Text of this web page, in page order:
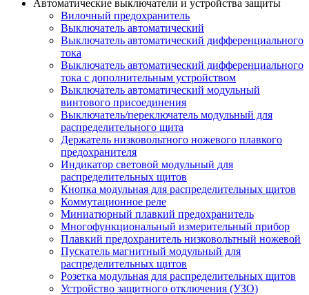
Автоматические выключатели и устройства защиты
Вилочный предохранитель
Выключатель автоматический
Выключатель автоматический дифференциального
тока
Выключатель автоматический дифференциального
тока с дополнительным устройством
Выключатель автоматический модульный
винтового присоединения
Выключатель/переключатель модульный для
распределительного щита
Держатель низковольтного ножевого плавкого
предохранителя
Индикатор световой модульный для
распределительных щитов
Кнопка модульная для распределительных щитов
Коммутационное реле
Миниатюрный плавкий предохранитель
Многофункциональный измерительный прибор
Плавкий предохранитель низковольтный ножевой
Пускатель магнитный модульный для
распределительных щитов
Розетка модульная для распределительных щитов
Устройство защитного отключения (УЗО)